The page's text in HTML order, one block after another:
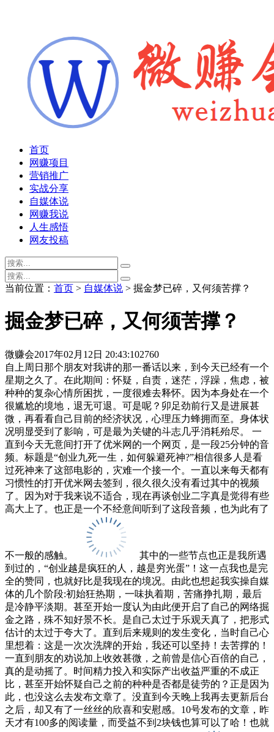
首页
网赚项目
营销推广
实战分享
自媒体说
网赚我说
人生感悟
网友投稿
当前位置： 首页 > 自媒体说 > 掘金梦已碎，又何须苦撑？
掘金梦已碎，又何须苦撑？
微赚会2017年02月12日 20:43:102760
自上周日那个朋友对我讲的那一番话以来，到今天已经有一个
星期之久了。在此期间：怀疑，自责，迷茫，浮躁，焦虑，被
种种的复杂心情所困扰，一度很难去释怀。因为本身处在一个
很尴尬的境地，退无可退。可是呢？卯足劲前行又是进展甚
微，再看看自己目前的经济状况，心理压力蜂拥而至。身体状
况明显受到了影响，可是最为关键的斗志几乎消耗殆尽。 一
直到今天无意间打开了优米网的一个网页，是一段25分钟的音
频。标题是“创业九死一生，如何躲避死神?”相信很多人是看
过死神来了这部电影的，灾难一个接一个。一直以来每天都有
习惯性的打开优米网去签到，很久很久没有看过其中的视频
了。因为对于我来说不适合，现在再谈创业二字真是觉得有些
高大上了。也正是一个不经意间听到了这段音频，也为此有了
不一般的感触。
其中的一些节点也正是我所遇
到过的，“创业越是疯狂的人，越是穷光蛋”！这一点我也是完
全的赞同，也就好比是我现在的境况。由此也想起我实操自媒
体的几个阶段:初始狂热期，一味执着期，苦痛挣扎期，最后
是冷静平淡期。甚至开始一度认为由此便开启了自己的网络掘
金之路，殊不知好景不长。是自己太过于乐观天真了，把形式
估计的太过于夸大了。直到后来规则的发生变化，当时自己心
里想着：这是一次次洗牌的开始，我还可以坚持！去苦撑的！
一直到朋友的劝说加上收效甚微，之前曾是信心百倍的自己，
真的是动摇了。时间精力投入和实际产出收益严重的不成正
比，甚至开始怀疑自己之前的种种是否都是徒劳的？正是因为
此，也没这么去发布文章了。没直到今天晚上我再去更新后台
之后，却又有了一丝丝的欣喜和安慰感。10号发布的文章，昨
天才有100多的阅读量，而受益不到2块钱也算可以了哈！也就